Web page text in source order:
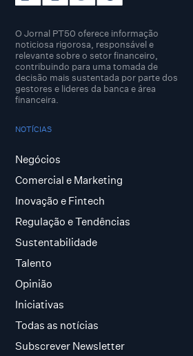
O Jornal PT50 oferece informação
noticiosa rigorosa, responsável e
relevante sobre o setor financeiro,
contribuindo para uma tomada de
decisão mais sustentada por parte dos
gestores e lideres da banca e área
financeira.
NOTÍCIAS
Negócios
Comercial e Marketing
Inovação e Fintech
Regulação e Tendências
Sustentabilidade
Talento
Opinião
Iniciativas
Todas as notícias
Subscrever Newsletter